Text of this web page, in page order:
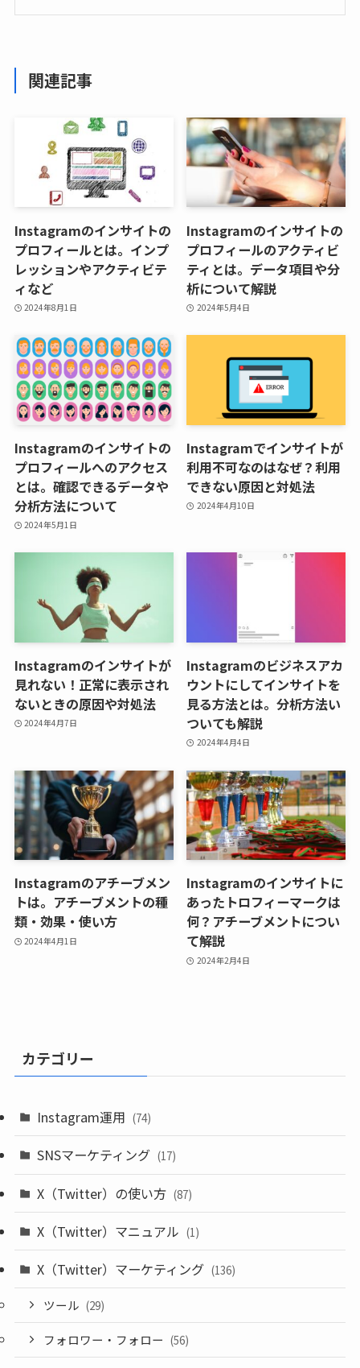
関連記事
Instagramのインサイトの
プロフィールとは。インプ
レッションやアクティビテ
ィなど
2024年8月1日
Instagramのインサイトの
プロフィールのアクティビ
ティとは。データ項目や分
析について解説
2024年5月4日
Instagramのインサイトの
プロフィールへのアクセス
とは。確認できるデータや
分析方法について
2024年5月1日
Instagramでインサイトが
利用不可なのはなぜ？利用
できない原因と対処法
2024年4月10日
Instagramのインサイトが
見れない！正常に表示され
ないときの原因や対処法
2024年4月7日
Instagramのビジネスアカ
ウントにしてインサイトを
見る方法とは。分析方法い
ついても解説
2024年4月4日
Instagramのアチーブメン
トは。アチーブメントの種
類・効果・使い方
2024年4月1日
Instagramのインサイトに
あったトロフィーマークは
何？アチーブメントについ
て解説
2024年2月4日
カテゴリー
Instagram運用 (74)
SNSマーケティング (17)
X（Twitter）の使い方 (87)
X（Twitter）マニュアル (1)
X（Twitter）マーケティング (136)
ツール (29)
フォロワー・フォロー (56)